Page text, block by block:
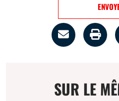
Partage
par
SUR LE